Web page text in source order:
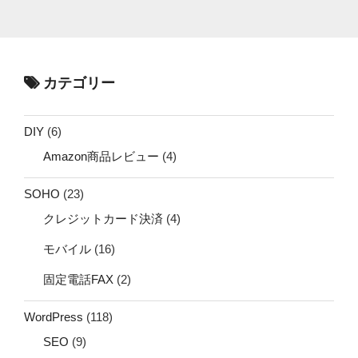
カテゴリー
DIY (6)
Amazon商品レビュー (4)
SOHO (23)
クレジットカード決済 (4)
モバイル (16)
固定電話FAX (2)
WordPress (118)
SEO (9)